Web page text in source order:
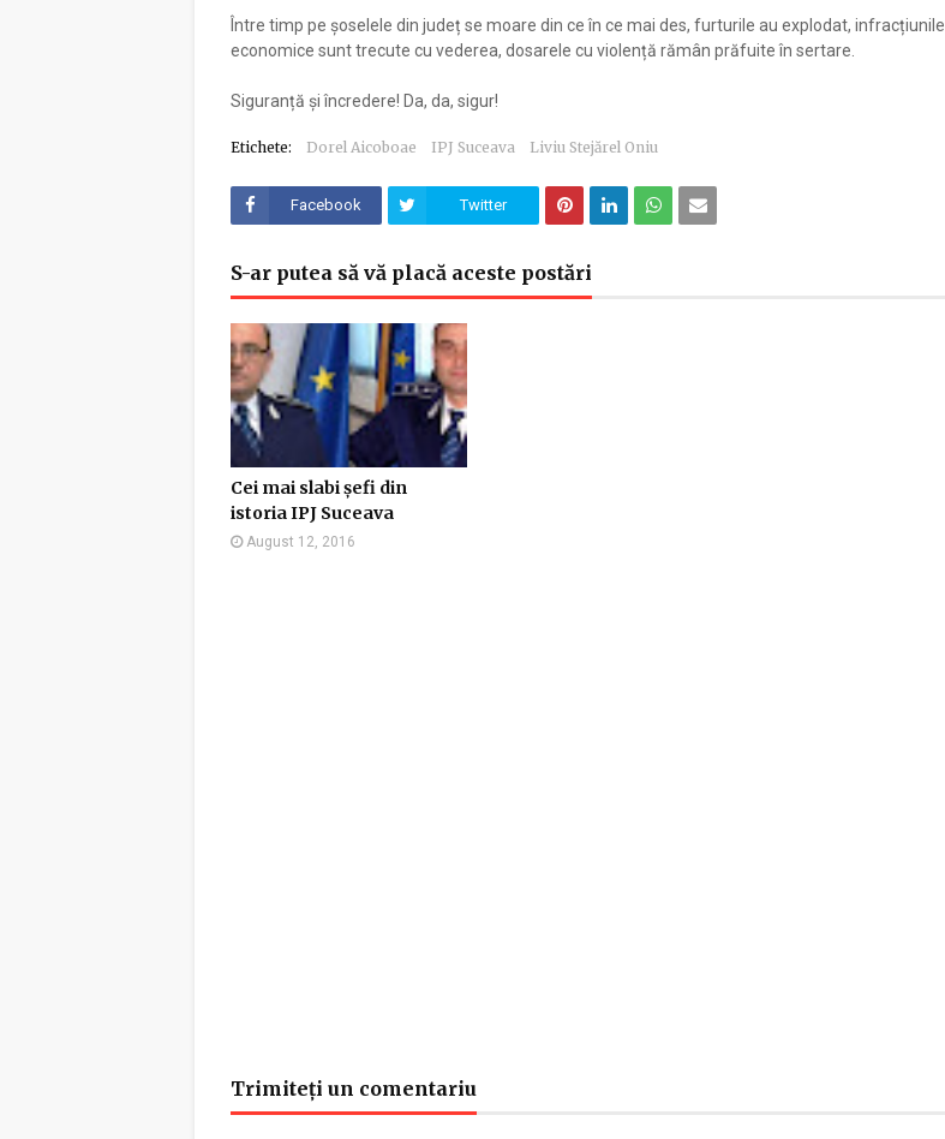
Între timp pe șoselele din județ se moare din ce în ce mai des, furturile au explodat, infracțiunile
economice sunt trecute cu vederea, dosarele cu violență rămân prăfuite în sertare.
Siguranță și încredere! Da, da, sigur!
Etichete: Dorel Aicoboae IPJ Suceava Liviu Stejărel Oniu
Facebook Twitter
S-ar putea să vă placă aceste postări
Cei mai slabi șefi din
istoria IPJ Suceava
August 12, 2016
Trimiteți un comentariu